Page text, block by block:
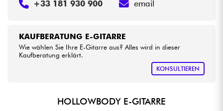
KAUFBERATUNG E-GITARRE
Wie wählen Sie Ihre E-Gitarre aus? Alles wird in dieser
Kaufberatung erklärt.
KONSULTIEREN
+33 181 930 900 email
HOLLOWBODY E-GITARRE